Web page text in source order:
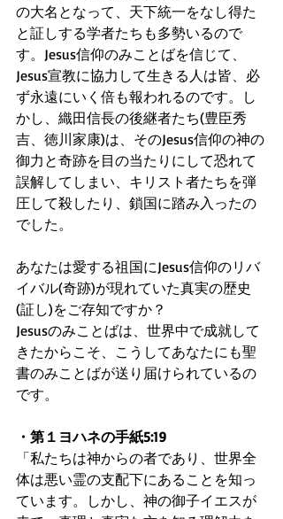
の大名となって、天下統一をなし得た
と証しする学者たちも多勢いるので
す。Jesus信仰のみことばを信じて、
Jesus宣教に協力して生きる人は皆、必
ず永遠にいく倍も報われるのです。し
かし、織田信長の後継者たち(豊臣秀
吉、徳川家康)は、そのJesus信仰の神の
御力と奇跡を目の当たりにして恐れて
誤解してしまい、キリスト者たちを弾
圧して殺したり、鎖国に踏み入ったの
でした。
あなたは愛する祖国にJesus信仰のリバ
イバル(奇跡)が現れていた真実の歴史
(証し)をご存知ですか？
Jesusのみことばは、世界中で成就して
きたからこそ、こうしてあなたにも聖
書のみことばが送り届けられているの
です。
・第１ヨハネの手紙5:19
「私たちは神からの者であり、世界全
体は悪い霊の支配下にあることを知っ
ています。しかし、神の御子イエスが